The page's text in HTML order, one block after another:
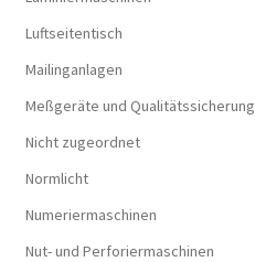
Luftseitentisch
Mailinganlagen
Meßgeräte und Qualitätssicherung
Nicht zugeordnet
Normlicht
Numeriermaschinen
Nut- und Perforiermaschinen